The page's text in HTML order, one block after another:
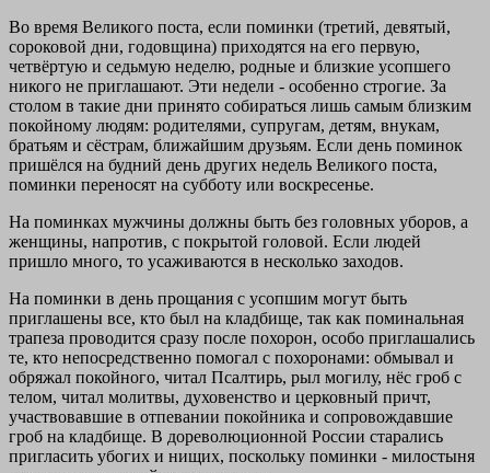
Во время Великого поста, если поминки (третий, девятый,
сороковой дни, годовщина) приходятся на его первую,
четвёртую и седьмую неделю, родные и близкие усопшего
никого не приглашают. Эти недели - особенно строгие. За
столом в такие дни принято собираться лишь самым близким
покойному людям: родителями, супругам, детям, внукам,
братьям и сёстрам, ближайшим друзьям. Если день поминок
пришёлся на будний день других недель Великого поста,
поминки переносят на субботу или воскресенье.
На поминках мужчины должны быть без головных уборов, а
женщины, напротив, с покрытой головой. Если людей
пришло много, то усаживаются в несколько заходов.
На поминки в день прощания с усопшим могут быть
приглашены все, кто был на кладбище, так как поминальная
трапеза проводится сразу после похорон, особо приглашались
те, кто непосредственно помогал с похоронами: обмывал и
обряжал покойного, читал Псалтирь, рыл могилу, нёс гроб с
телом, читал молитвы, духовенство и церковный причт,
участвовавшие в отпевании покойника и сопровождавшие
гроб на кладбище. В дореволюционной России старались
пригласить убогих и нищих, поскольку поминки - милостыня